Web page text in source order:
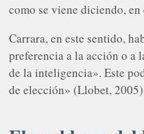
como se viene diciendo,
Carrara, en este sentido,
preferencia a la acción o a
de la inteligencia». Este
de elección» (Llobet,